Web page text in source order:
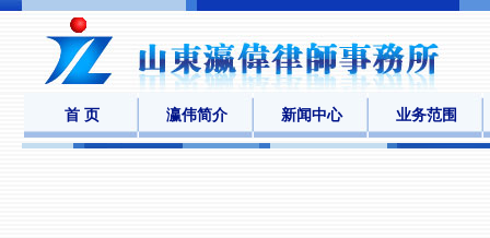
首 页 瀛伟简介 新闻中心 业务范围